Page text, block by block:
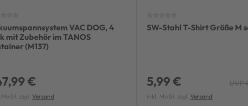
VAC DOG, 4
mit Zubehör im TANOS
(M137)
€
zzgl. Versand
SW-Stahl T-Shirt Größe M
5,99 € UVP
inkl. MwSt. zzgl. Versand